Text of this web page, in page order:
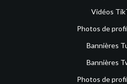
Vidéos
Photos de
Bannières
Bannières
Photos de